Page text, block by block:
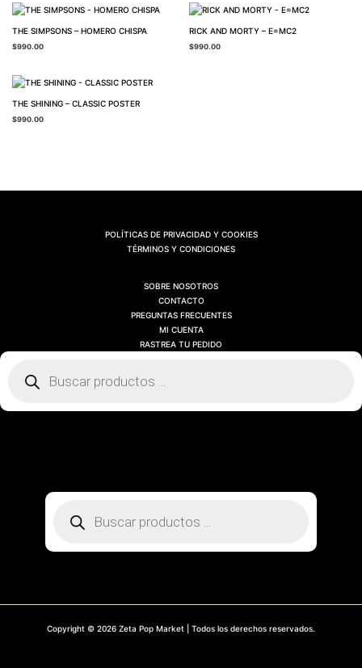
THE SIMPSONS – HOMERO CHISPA
$990.00
RICK AND MORTY – E=MC2
$990.00
THE SHINING – CLASSIC POSTER
$990.00
POLÍTICAS DE PRIVACIDAD Y COOKIES
TÉRMINOS Y CONDICIONES
SOBRE NOSOTROS
CONTACTO
PREGUNTAS FRECUENTES
MI CUENTA
RASTREA TU PEDIDO
Búsqueda
Búsqueda
Copyright © 2026 Zeta Pop Market | Todos los derechos reservados.